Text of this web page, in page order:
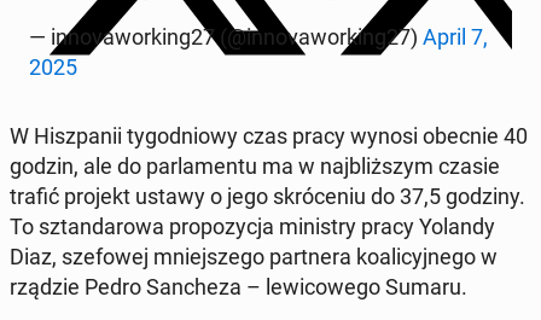
— in­no­va­wor­king27 (@in­no­va­wor­king27) April 7,
2025
W Hisz­pa­nii ty­go­dnio­wy czas pracy wynosi obecnie 40
godzin, ale do par­la­men­tu ma w naj­bliż­szym czasie
trafić projekt ustawy o jego skró­ce­niu do 37,5 godziny.
To sztan­da­ro­wa pro­po­zy­cja mi­ni­stry pracy Yolandy
Diaz, sze­fo­wej mniej­sze­go part­ne­ra ko­ali­cyj­ne­go w
rządzie Pedro San­che­za – le­wi­co­we­go Sumaru.